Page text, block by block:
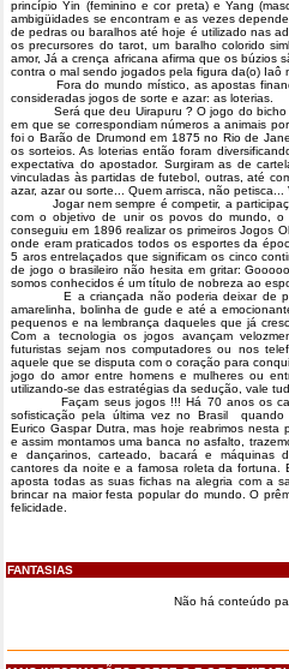
princípio Yin (feminino e cor preta) e Yang
ambigüidades se encontram e as vezes
de pedras ou baralhos até hoje é utilizado nas
os precursores do tarot, um baralho colorido
amor, Já a crença africana afirma que os búzios
contra o mal sendo jogados pela figura da(o) Iaô
Fora do mundo místico, as apostas
consideradas jogos de sorte e azar: as loterias.
Será que deu Uirapuru ? O jogo do bicho
em que se correspondiam números a animais
foi o Barão de Drumond em 1875 no Rio de
os sorteios. As loterias então foram
expectativa do apostador. Surgiram as de
vinculadas às partidas de futebol, outras, até
azar, azar ou sorte... Quem arrisca, não petisca...
Jogar nem sempre é competir, a
com o objetivo de unir os povos do mundo, o
conseguiu em 1896 realizar os primeiros Jogos
onde eram praticados todos os esportes da
5 aros entrelaçados que significam os cinco
de jogo o brasileiro não hesita em gritar:
somos conhecidos é um título de nobreza ao
E a criançada não poderia deixar de
amarelinha, bolinha de gude e até a
pequenos e na lembrança daqueles que já
Com a tecnologia os jogos avançam
futuristas sejam nos computadores ou nos
aquele que se disputa com o coração para
jogo do amor entre homens e mulheres ou
utilizando-se das estratégias da sedução, vale
Façam seus jogos !!! Há 70 anos os
sofisticação pela última vez no Brasil quando
Eurico Gaspar Dutra, mas hoje reabrimos nesta
e assim montamos uma banca no asfalto,
e dançarinos, carteado, bacará e máquinas
cantores da noite e a famosa roleta da fortuna.
aposta todas as suas fichas na alegria com a
brincar na maior festa popular do mundo. O
felicidade.
FANTASIAS
Não há conteúdo